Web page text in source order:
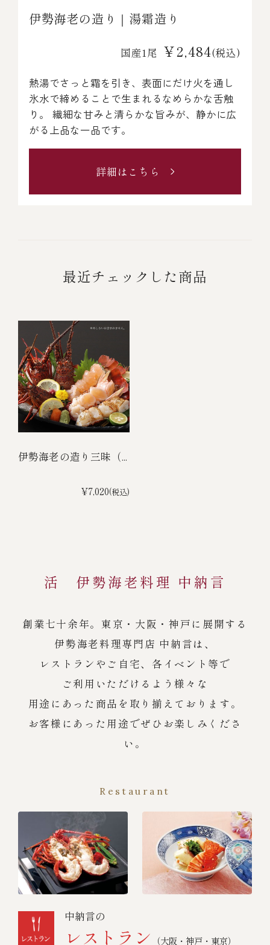
伊勢海老の造り｜湯霜造り
国産1尾 ￥2,484(税込)
熱湯でさっと霜を引き、表面にだけ火を通し
氷水で締めることで生まれるなめらかな舌触
り。 繊細な甘みと清らかな旨みが、静かに広
がる上品な一品です。
詳細はこちら
最近チェックした商品
伊勢海老の造り三昧（...
¥7,020(税込)
活 伊勢海老料理 中納言
創業七十余年。東京・大阪・神戸に展開する
伊勢海老料理専門店 中納言は、
レストランやご自宅、各イベント等で
ご利用いただけるよう様々な
用途にあった商品を取り揃えております。
お客様にあった用途でぜひお楽しみくださ
い。
Restaurant
中納言の
レストラン （大阪・神戸・東京）